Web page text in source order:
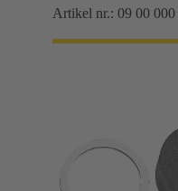
Artikel nr.: 09 00 000